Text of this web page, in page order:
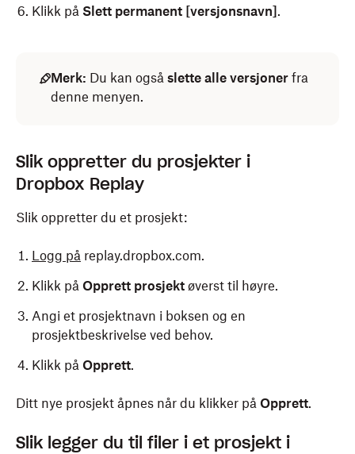
Klikk på Slett permanent [versjonsnavn] .
Merk: Du kan også slette alle versjoner fra
denne menyen.
Slik oppretter du prosjekter i
Dropbox Replay
Slik oppretter du et prosjekt:
Logg på replay.dropbox.com.
Klikk på Opprett prosjekt øverst til høyre.
Angi et prosjektnavn i boksen og en
prosjektbeskrivelse ved behov.
Klikk på Opprett.
Ditt nye prosjekt åpnes når du klikker på Opprett.
Slik legger du til filer i et prosjekt i